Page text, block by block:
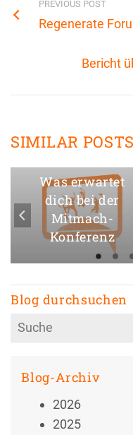
PREVIOUS POST
Regenerate
Bericht
SIMILAR POSTS
Was erwartet
dich bei der
Mitmach-
Konferenz
Blog durchsuchen
Search
for:
Blog-Archiv
2026
2025